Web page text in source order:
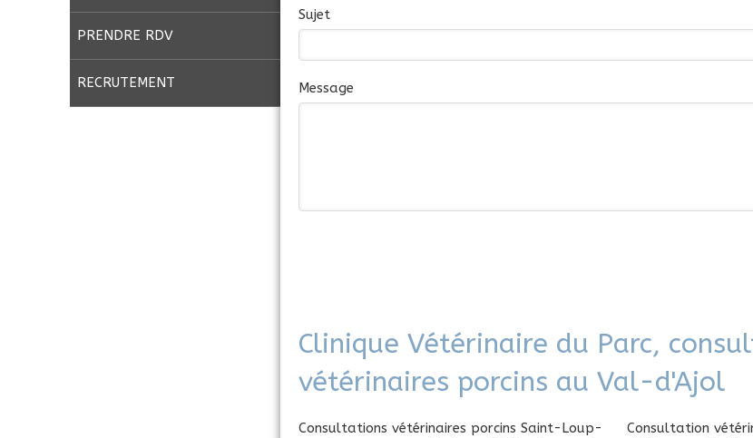
PRENDRE RDV
RECRUTEMENT
Sujet
Message
Clinique Vétérinaire du Parc,
vétérinaires porcins au Val-d'Ajol
Consultations vétérinaires porcins Saint-Loup-
Consultation